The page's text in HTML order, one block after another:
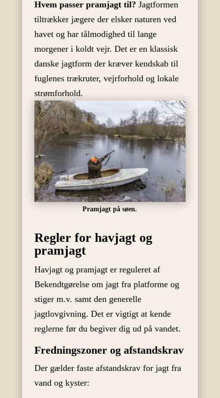
Hvem passer pramjagt til? Jagtformen
tiltrækker jægere der elsker naturen ved
havet og har tålmodighed til lange
morgener i koldt vejr. Det er en klassisk
danske jagtform der kræver kendskab til
fuglenes trækruter, vejrforhold og lokale
strømforhold.
Pramjagt på søen.
Regler for havjagt og
pramjagt
Havjagt og pramjagt er reguleret af
Bekendtgørelse om jagt fra platforme og
stiger m.v. samt den generelle
jagtlovgivning. Det er vigtigt at kende
reglerne før du begiver dig ud på vandet.
Fredningszoner og afstandskrav
Der gælder faste afstandskrav for jagt fra
vand og kyster: